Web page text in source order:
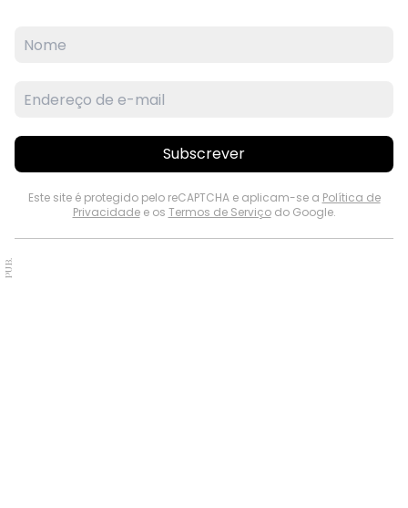
Subscrever
Este site é protegido pelo reCAPTCHA e aplicam-se a Política de
Privacidadee os Termos de Serviçodo Google.
PUB.